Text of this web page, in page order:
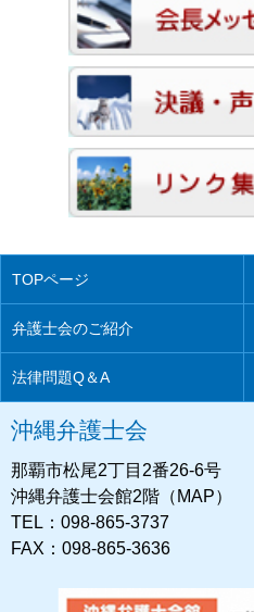
TOPページ
弁護士会のご紹介
法律問題Q＆A
沖縄弁護士会
那覇市松尾2丁目2番26-6号
沖縄弁護士会館2階（MAP）
TEL：098-865-3737
FAX：098-865-3636